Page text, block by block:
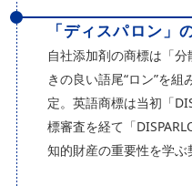
「ディスパロン」
自社添加剤の商標は「
きの良い語尾“ロン”を
定。英語商標は当初「
標審査を経て「
知的財産の重要性を学ぶ